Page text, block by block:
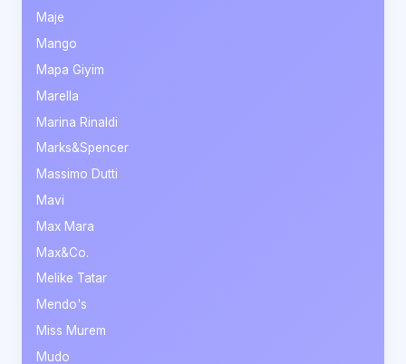
Maje
Mango
Mapa Giyim
Marella
Marina Rinaldi
Marks&Spencer
Massimo Dutti
Mavi
Max Mara
Max&Co.
Melike Tatar
Mendo's
Miss Murem
Mudo